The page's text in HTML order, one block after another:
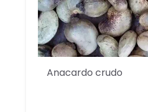
Anacardo crudo